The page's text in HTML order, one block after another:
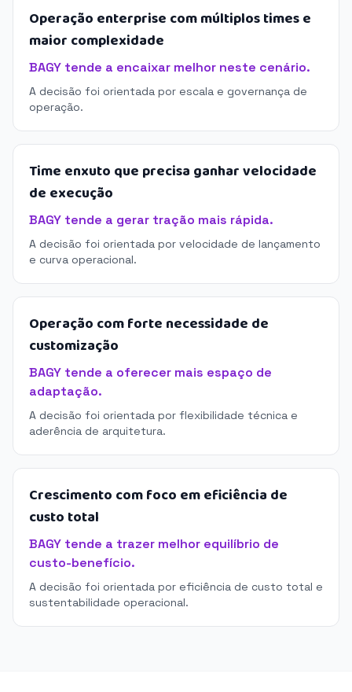
Operação enterprise com múltiplos times e
maior complexidade
BAGY tende a encaixar melhor neste cenário.
A decisão foi orientada por escala e governança de
operação.
Time enxuto que precisa ganhar velocidade
de execução
BAGY tende a gerar tração mais rápida.
A decisão foi orientada por velocidade de lançamento
e curva operacional.
Operação com forte necessidade de
customização
BAGY tende a oferecer mais espaço de
adaptação.
A decisão foi orientada por flexibilidade técnica e
aderência de arquitetura.
Crescimento com foco em eficiência de
custo total
BAGY tende a trazer melhor equilíbrio de
custo-benefício.
A decisão foi orientada por eficiência de custo total e
sustentabilidade operacional.